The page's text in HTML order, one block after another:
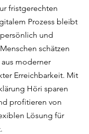
fristgerechten
Prozess bleibt
und
schätzen
moderner
Erreichbarkeit. Mit
Höri sparen
profitieren von
Lösung für